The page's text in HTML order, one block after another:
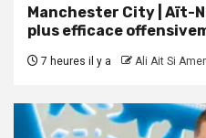
Manchester City | Aït-
plus efficace
7 heures il y a Ali Ait Si Amer